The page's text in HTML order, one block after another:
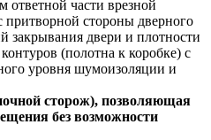
части врезной
притворной стороны дверного
закрывания двери и плотности
(полотна к коробке) с
уровня шумоизоляции и
сторож), позволяющая
без возможности